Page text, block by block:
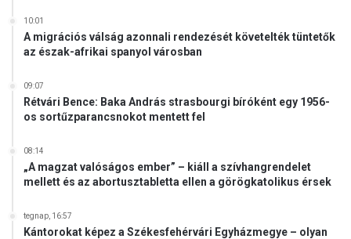
10:01
A migrációs válság azonnali rendezését követelték tüntetők
az észak-afrikai spanyol városban
09:07
Rétvári Bence: Baka András strasbourgi bíróként egy 1956-
os sortűzparancsnokot mentett fel
08:14
„A magzat valóságos ember” – kiáll a szívhangrendelet
mellett és az abortusztabletta ellen a görögkatolikus érsek
tegnap, 16:57
Kántorokat képez a Székesfehérvári Egyházmegye – olyan